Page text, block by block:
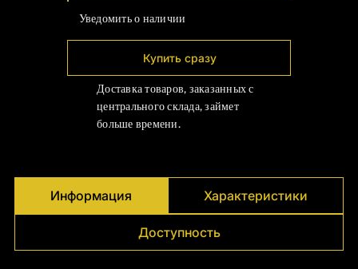
Уведомить о наличии
Купить сразу
Доставка товаров, заказанных с
центрального склада, займет
больше времени.
Информация Характеристики
Доступность